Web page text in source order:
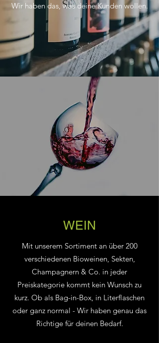
Wir haben das, was deine Kunden wollen.
WEIN
Mit unserem Sortiment an über 200
verschiedenen Bioweinen, Sekten,
Champagnern & Co. in jeder
Preiskategorie kommt kein Wunsch zu
kurz. Ob als Bag-in-Box, in Literflaschen
oder ganz normal - Wir haben genau das
Richtige für deinen Bedarf.